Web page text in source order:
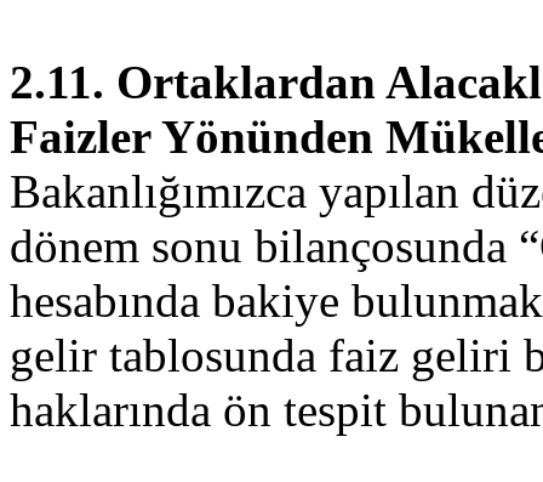
2.11. Ortaklardan
Faizler Yönünden
Bakanlığımızca yapılan
dönem sonu bilançosunda
hesabında bakiye
gelir tablosunda faiz geliri
haklarında ön tespit